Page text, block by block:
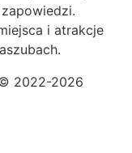
i atrakcje
2022-2026